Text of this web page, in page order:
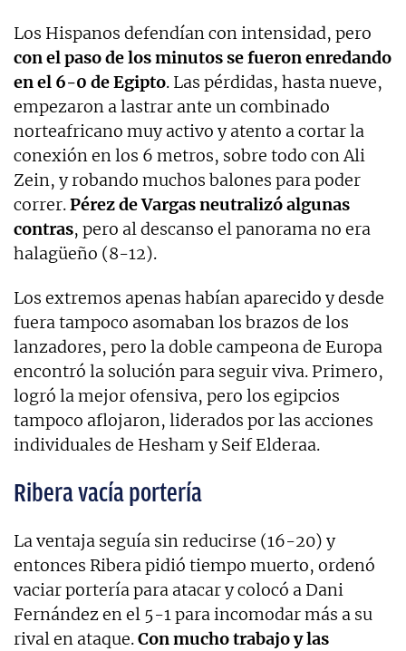
Los Hispanos defendían con intensidad, pero
con el paso de los minutos se fueron enredando
en el 6-0 de Egipto. Las pérdidas, hasta nueve,
empezaron a lastrar ante un combinado
norteafricano muy activo y atento a cortar la
conexión en los 6 metros, sobre todo con Ali
Zein, y robando muchos balones para poder
correr.Pérez de Vargas neutralizó algunas
contras, pero al descanso el panorama no era
halagüeño (8-12).
Los extremos apenas habían aparecido y desde
fuera tampoco asomaban los brazos de los
lanzadores, pero la doble campeona de Europa
encontró la solución para seguir viva. Primero,
logró la mejor ofensiva, pero los egipcios
tampoco aflojaron, liderados por las acciones
individuales de Hesham y Seif Elderaa.
Ribera vacía portería
La ventaja seguía sin reducirse (16-20) y
entonces Ribera pidió tiempo muerto, ordenó
vaciar portería para atacar y colocó a Dani
Fernández en el 5-1 para incomodar más a su
rival en ataque.Con mucho trabajo y las